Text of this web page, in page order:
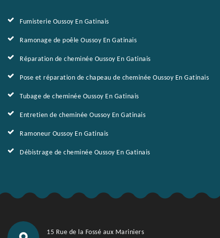
Fumisterie Oussoy En Gatinais
Ramonage de poêle Oussoy En Gatinais
Réparation de cheminée Oussoy En Gatinais
Pose et réparation de chapeau de cheminée Oussoy En Gatinais
Tubage de cheminée Oussoy En Gatinais
Entretien de cheminée Oussoy En Gatinais
Ramoneur Oussoy En Gatinais
Débistrage de cheminée Oussoy En Gatinais
15 Rue de la Fossé aux Mariniers